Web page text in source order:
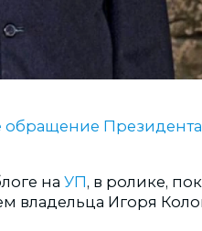
обращение
на УП, в ролике,
владельца Игоря